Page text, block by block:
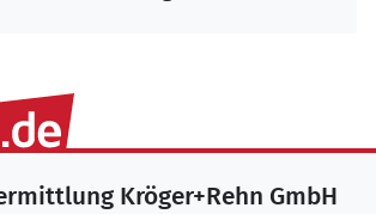
Kröger+Rehn GmbH